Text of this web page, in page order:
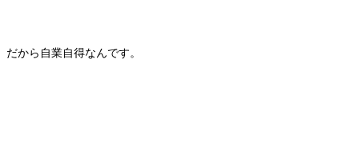
だから自業自得なんです。